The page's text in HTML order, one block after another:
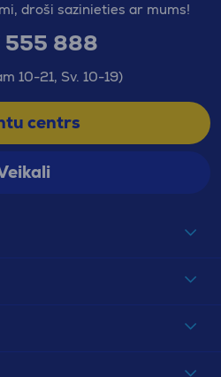
droši sazinieties ar mums!
555 888
10-21, Sv. 10-19)
centrs